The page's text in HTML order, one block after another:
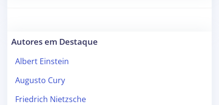
Autores em Destaque
Albert Einstein
Augusto Cury
Friedrich Nietzsche